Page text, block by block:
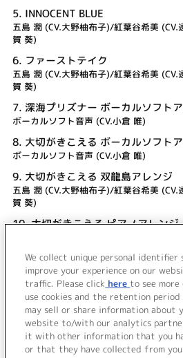
5. INNOCENT BLUE
五島 潤 (CV.大野柚布子)/紅葉谷希美
賀 葵)
6. ファーストテイク
五島 潤 (CV.大野柚布子)/紅葉谷希美
賀 葵)
7. 深海プリズナー ボーカルソフト
ボーカルソフト音声 (CV.小倉 唯)
8. 大切がきこえる ボーカルソフト
ボーカルソフト音声 (CV.小倉 唯)
9. 大切がきこえる 双龍島アレンジ
五島 潤 (CV.大野柚布子)/紅葉谷希美
賀 葵)
10.大切がきこえる ピアノアレンジ
11.INNOCENT BLUE ボーカルソフ
ボーカルソフト音声 (CV.小倉 唯)
＜ BACK
We collect unique personal identifier
improve your experience on our
traffic. Please click here to see
use cookies and the retention period
may sell or share information about
website to/with our analytics
it with other information that you
or that they have collected from